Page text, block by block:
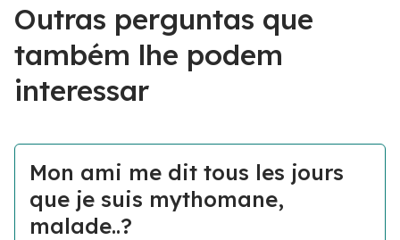
Outras perguntas que
também lhe podem
interessar
Mon ami me dit tous les jours
que je suis mythomane,
malade..?